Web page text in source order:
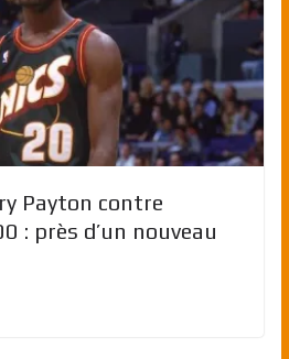
Payton contre
: près d’un nouveau